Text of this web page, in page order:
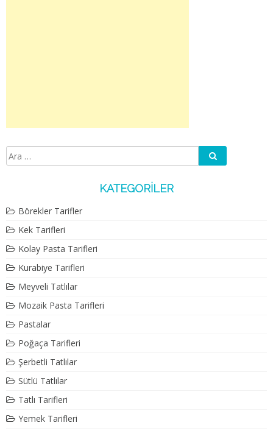
KATEGORILER
Börekler Tarifler
Kek Tarifleri
Kolay Pasta Tarifleri
Kurabiye Tarifleri
Meyveli Tatlılar
Mozaik Pasta Tarifleri
Pastalar
Poğaça Tarifleri
Şerbetli Tatlılar
Sütlü Tatlılar
Tatlı Tarifleri
Yemek Tarifleri